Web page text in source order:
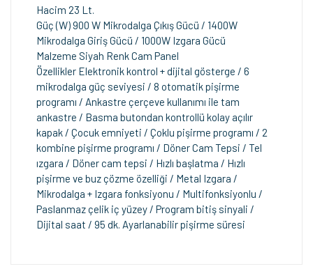
Hacim 23 Lt.
Güç (W) 900 W Mikrodalga Çıkış Gücü / 1400W
Mikrodalga Giriş Gücü / 1000W Izgara Gücü
Malzeme Siyah Renk Cam Panel
Özellikler Elektronik kontrol + dijital gösterge / 6
mikrodalga güç seviyesi / 8 otomatik pişirme
programı / Ankastre çerçeve kullanımı ile tam
ankastre / Basma butondan kontrollü kolay açılır
kapak / Çocuk emniyeti / Çoklu pişirme programı / 2
kombine pişirme programı / Döner Cam Tepsi / Tel
ızgara / Döner cam tepsi / Hızlı başlatma / Hızlı
pişirme ve buz çözme özelliği / Metal Izgara /
Mikrodalga + Izgara fonksiyonu / Multifonksiyonlu /
Paslanmaz çelik iç yüzey / Program bitiş sinyali /
Dijital saat / 95 dk. Ayarlanabilir pişirme süresi